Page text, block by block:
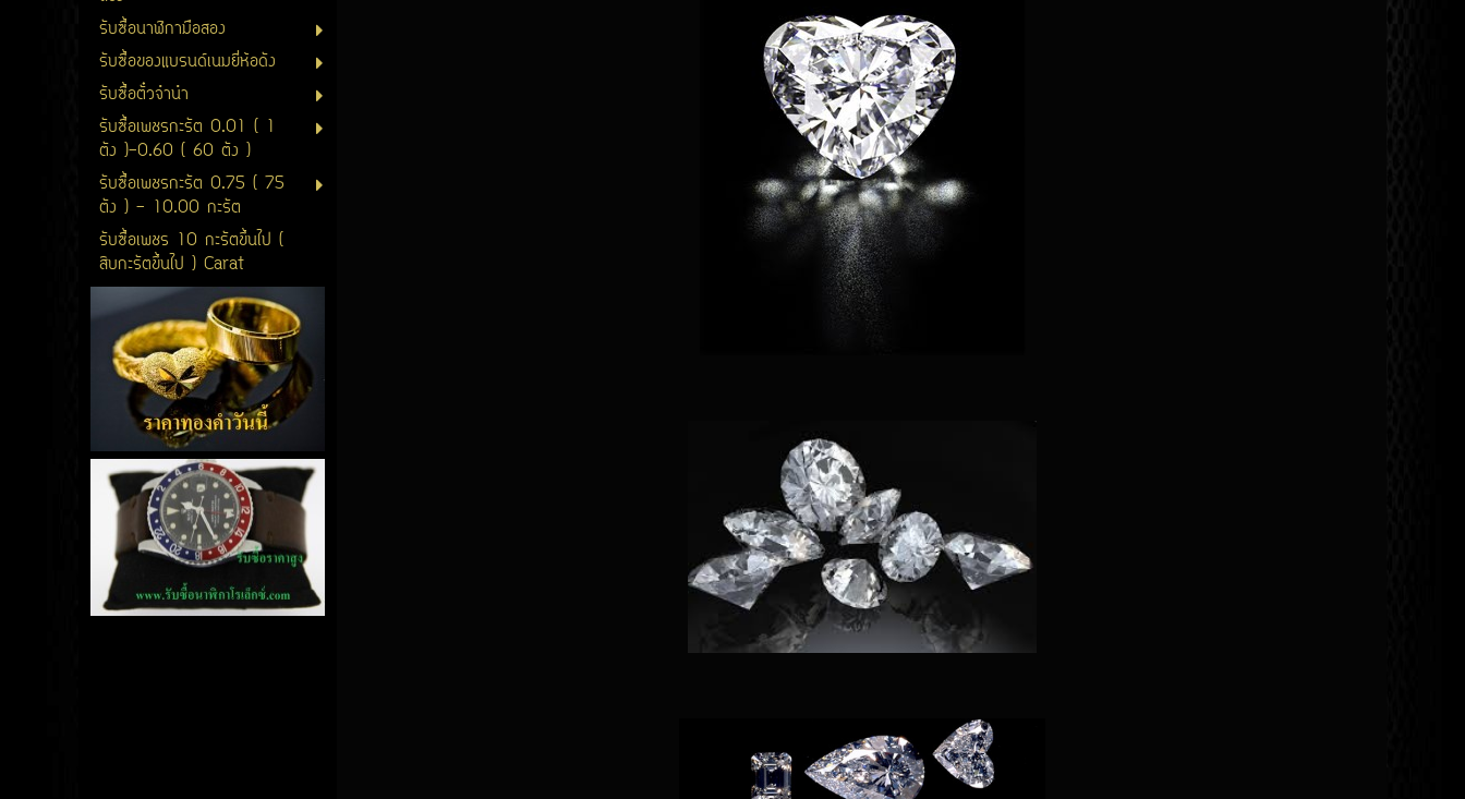
รับซื้อนาฬิกามือสอง
รับซื้อของแบรนด์เนมยี่ห้อดัง
รับซื้อตั๋วจำนำ
รับซื้อเพชรกะรัต 0.01 ( 1
ตัง )-0.60 ( 60 ตัง )
รับซื้อเพชรกะรัต 0.75 ( 75
ตัง ) - 10.00 กะรัต
รับซื้อเพชร 10 กะรัตขึ้นไป (
สิบกะรัตขึ้นไป ) Carat